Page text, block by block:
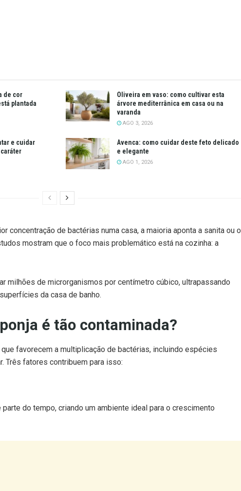
de cor
plantada
Oliveira em vaso: como cultivar esta
árvore mediterrânica em casa ou na
varanda
AGO 3, 2026
e cuidar
Avenca: como cuidar deste feto delicado
e elegante
AGO 1, 2026
concentração de bactérias numa casa, a maioria aponta a sanita ou o
mostram que o foco mais problemático está na cozinha: a
milhões de microrganismos por centímetro cúbico, ultrapassando
da casa de banho.
é tão contaminada?
favorecem a multiplicação de bactérias, incluindo espécies
Três fatores contribuem para isso:
do tempo, criando um ambiente ideal para o crescimento